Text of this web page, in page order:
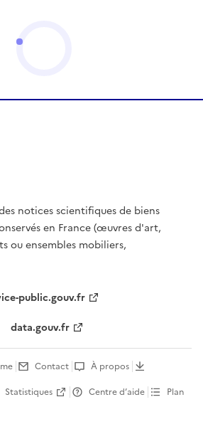
notices scientifiques de biens
en France (œuvres d'art,
ou ensembles mobiliers,
public.gouv.fr
data.gouv.fr
Contact
À propos
Statistiques Centre d’aide
Plan